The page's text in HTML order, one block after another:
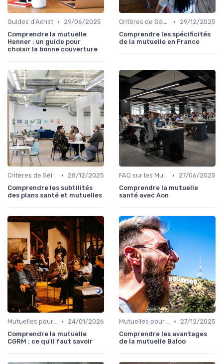
Guides d'Achat •
29/06/2025
Comprendre la mutuelle
Henner : un guide pour
choisir la bonne couverture
Critères de Sélection •
29/12/2025
Comprendre les spécificités
de la mutuelle en France
Critères de Sélection •
28/12/2025
Comprendre les subtilités
des plans santé et mutuelles
FAQ sur les Mutuelles Santé •
27/06/2025
Comprendre la mutuelle
santé avec Aon
Mutuelles pour Particuliers •
24/01/2026
Comprendre la mutuelle
CGRM : ce qu'il faut savoir
Mutuelles pour Particuliers •
27/12/2025
Comprendre les avantages
de la mutuelle Baloo